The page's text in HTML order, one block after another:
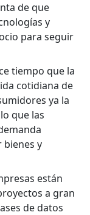
de que
y
para seguir
tiempo que la
cotidiana de
ya la
que las
bienes y
están
a gran
de datos